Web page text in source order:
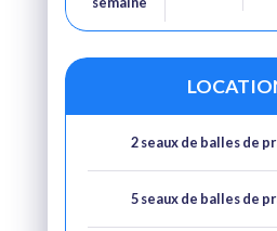
2 seaux de balles de
5 seaux de balles de